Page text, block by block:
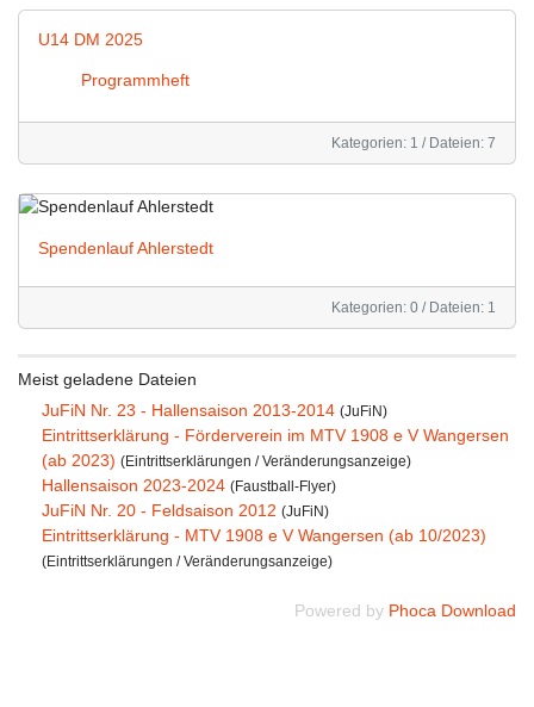
U14 DM 2025
Programmheft
Kategorien: 1 / Dateien: 7
Spendenlauf Ahlerstedt
Kategorien: 0 / Dateien: 1
Meist geladene Dateien
JuFiN Nr. 23 - Hallensaison 2013-2014 (JuFiN)
Eintrittserklärung - Förderverein im MTV 1908 e V Wangersen
(ab 2023) (Eintrittserklärungen / Veränderungsanzeige)
Hallensaison 2023-2024 (Faustball-Flyer)
JuFiN Nr. 20 - Feldsaison 2012 (JuFiN)
Eintrittserklärung - MTV 1908 e V Wangersen (ab 10/2023)
(Eintrittserklärungen / Veränderungsanzeige)
Powered by Phoca Download